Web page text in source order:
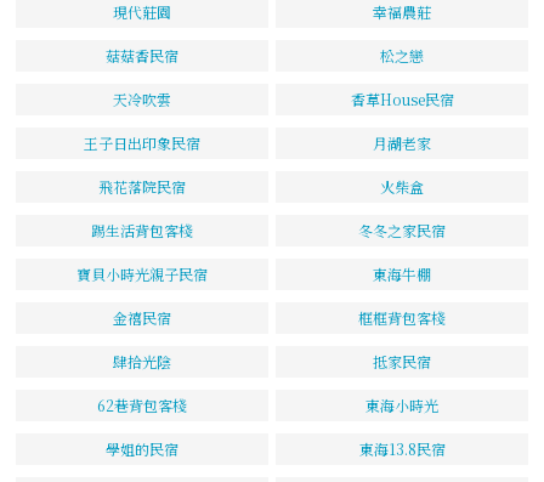
現代莊園 幸福農莊
菇菇香民宿 松之戀
天冷吹雲 香草House民宿
王子日出印象民宿 月湖老家
飛花落院民宿 火柴盒
踢生活背包客棧 冬冬之家民宿
寶貝小時光親子民宿 東海牛棚
金禧民宿 框框背包客棧
肆拾光陰 抵家民宿
62巷背包客棧 東海小時光
學姐的民宿 東海13.8民宿